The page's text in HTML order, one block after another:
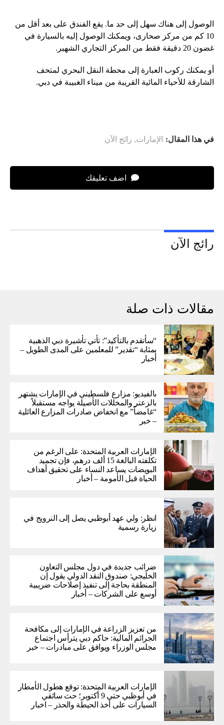
الوصول إلى هناك سهل إلى حد ما. يقع الفندق على بعد أقل من
10 كم من مركز صحارى، ويمكنك الوصول إليه بالسيارة في
غضون 20 دقيقة فقط من المركز التجاري الشهير.
أو يمكنك ركوب العبارة إلى محطة النقل البحري لمتحف
الشارقة للأحياء المائية القريبة من ميناء الغبيبة في دبي.
في هذا المقال: الإمارات, رائج الآن
اضف تعليقك
رائج الآن
مقالات ذات صلة
“سأتقدم بالتأكيد”: تأتي تأشيرة دبي الذهبية
بمثابة “تقدير” للمعلمين على المدى الطويل –
أخبار
بالفيديو: مزارع فلسطيني في الإمارات يشتهر
بالزعتر والمخللات الأصيلة يواجه مستقبلاً
“غامضاً” ​​مع انخفاض صادرات المزارع العائلية
– خبر
الإمارات العربية المتحدة: على الرغم من
تكلفته البالغة 15 ألف درهم، فإن تجميد
البويضات يساعد النساء على تحقيق أهداف
الحياة قبل الأمومة – أخبار
انظر: ولي عهد أبوظبي يصل إلى النرويج في
زيارة رسمية
ضرائب جديدة في دول مجلس التعاون
الخليجي: صندوق النقد الدولي يقول إن
المنطقة بحاجة إلى تنفيذ إصلاحات ضريبية
أوسع على الشركات – أخبار
من تعزيز الزراعة في الإمارات إلى مكافحة
الجرائم المالية: حاكم دبي يترأس اجتماع
مجلس الوزراء ويوافق على مبادرات – خبر
الإمارات العربية المتحدة: توقع هطول الأمطار
في أبوظبي حتى 9 أكتوبر؛ حث سائقي
السيارات على أخذ الحيطة والحذر – اخبار